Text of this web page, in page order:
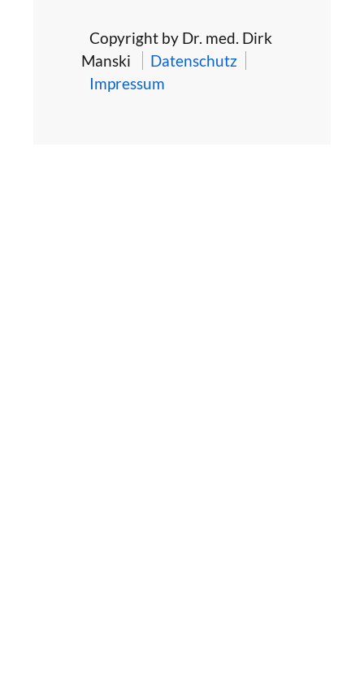
Copyright by Dr. med. Dirk
Manski
Datenschutz
Impressum